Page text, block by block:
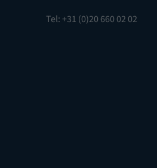
Tel: +31 (0)20 660 02 02